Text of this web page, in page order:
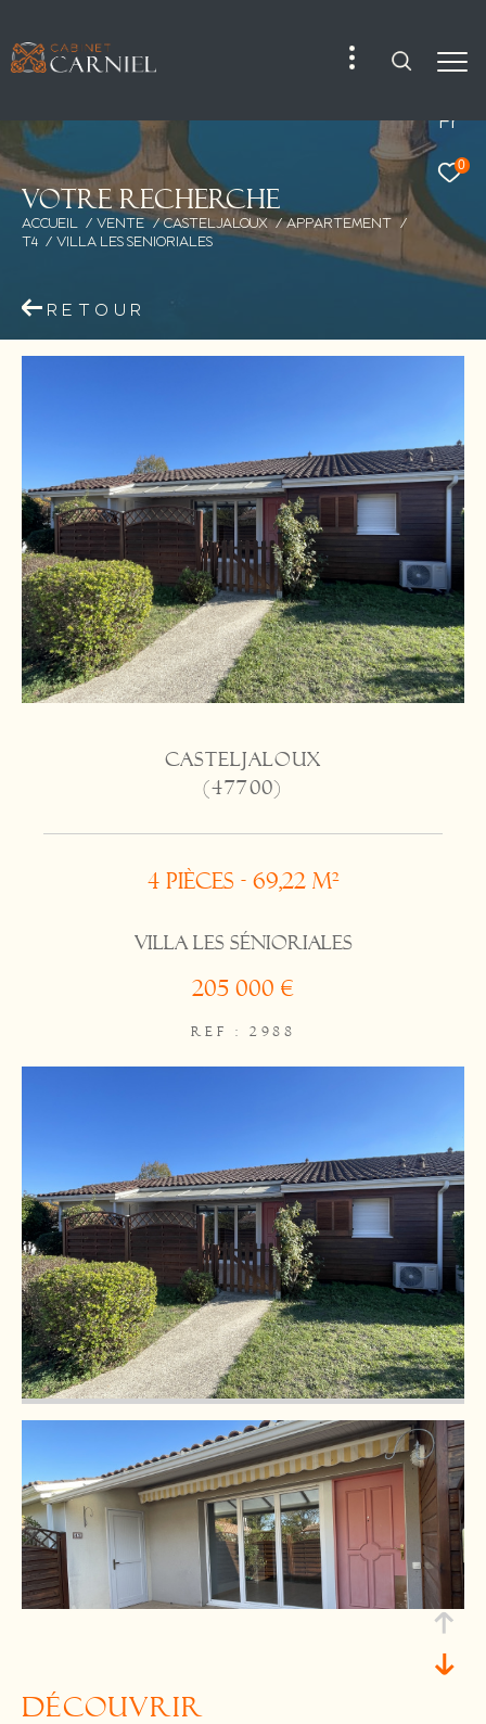
Fr
0
Votre recherche
ACCUEIL VENTE CASTELJALOUX
APPARTEMENT
T4
VILLA LES SENIORIALES
RETOUR
CASTELJALOUX
(47700)
4 pièces - 69,22 m²
Villa Les SÉNIORIALES
205 000 €
REF : 2988
découvrir